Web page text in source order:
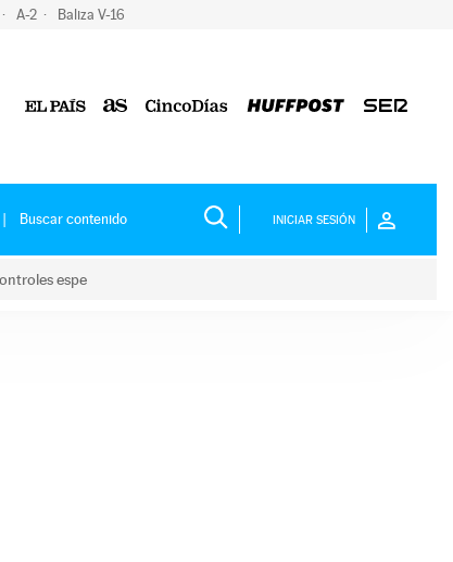
A-2 Baliza V-16
INICIAR SESIÓN
espe